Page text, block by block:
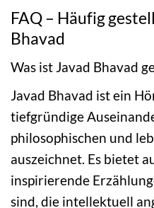
FAQ – Häufig
Bhavad
Was ist Javad Bhavad
Javad Bhavad ist ein
tiefgründige
philosophischen und
auszeichnet. Es bietet
inspirierende
sind, die intellektuell